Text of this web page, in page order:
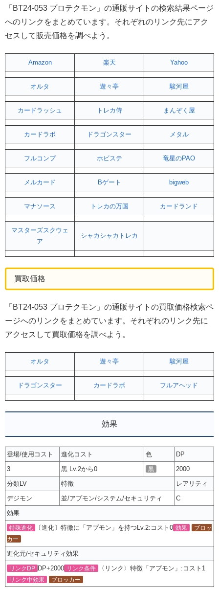
「BT24-053 プロテクモン」の通販サイトの検索結果ページ
へのリンクをまとめています。それぞれのリンク先にアク
セスして販売価格を調べよう。
Amazon 楽天 Yahoo
オルタ 遊々亭 駿河屋
カードラッシュ トレカ侍 まんぞく屋
カードラボ ドラゴンスター メタル
フルコンプ ホビステ 竜星のPAO
メルカード Bゲート bigweb
マナソース トレカの万国 カードランド
マスターズスクウェ
ア
シャカシャカトレカ
買取価格
「BT24-053 プロテクモン」の通販サイトの買取価格検索ペ
ージへのリンクをまとめています。それぞれのリンク先に
アクセスして買取価格を調べよう。
オルタ 遊々亭 駿河屋
ドラゴンスター カードラボ フルアヘッド
効果
登場/使用コスト 進化コスト 色
DP
3
黒 Lv.2から0 黒
2000
分類LV
特徴
レアリティ
デジモン
並/アプモン/システム/セキュリティ
C
効果
特殊進化 〔進化〕特徴に「アプモン」を持つLv.2:コスト0 効果
ブロッ
カー
進化元/セキュリティ効果
リンクDP DP+2000 リンク条件 〈リンク〉特徴「アプモン」:コスト1
リンク中効果 ブロッカー